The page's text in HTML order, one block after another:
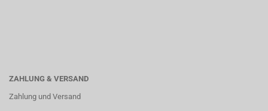
ZAHLUNG & VERSAND
Zahlung und Versand